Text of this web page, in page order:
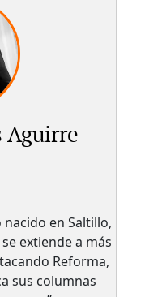
Aguirre
en Saltillo,
extiende a más
Reforma,
sus columnas